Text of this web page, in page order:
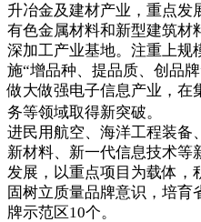
升冶金及建材产业，重点发
有色金属材料和新型建筑材
深加工产业基地。注重上规
施“增品种、提品质、创品
做大做强电子信息产业，在
务等领域取得新突破。
进民用航空、海洋工程装备
新材料、新一代信息技术等
发展，以重点项目为载体，
固树立质量品牌意识，培育
牌示范区10个。